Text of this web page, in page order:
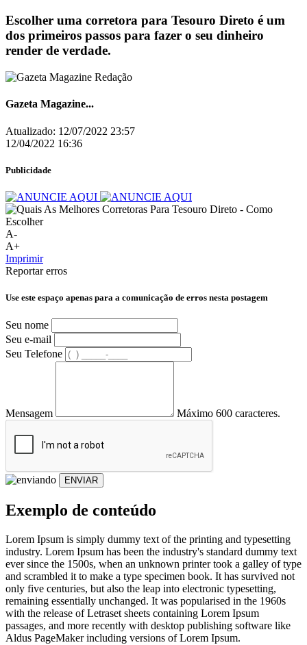
Escolher uma corretora para Tesouro Direto é um
dos primeiros passos para fazer o seu dinheiro
render de verdade.
Gazeta Magazine...
Atualizado: 12/07/2022 23:57
12/04/2022 16:36
Publicidade
A-
A+
Imprimir
Reportar erros
Use este espaço apenas para a comunicação de erros nesta postagem
Seu nome
Seu e-mail
Seu Telefone
Mensagem Máximo 600 caracteres.
ENVIAR
Exemplo de conteúdo
Lorem Ipsum is simply dummy text of the printing and typesetting
industry. Lorem Ipsum has been the industry's standard dummy text
ever since the 1500s, when an unknown printer took a galley of type
and scrambled it to make a type specimen book. It has survived not
only five centuries, but also the leap into electronic typesetting,
remaining essentially unchanged. It was popularised in the 1960s
with the release of Letraset sheets containing Lorem Ipsum
passages, and more recently with desktop publishing software like
Aldus PageMaker including versions of Lorem Ipsum.